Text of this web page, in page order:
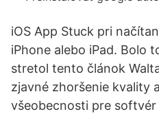
iOS App Stuck pri
iPhone alebo iPad. Bolo
stretol tento článok
zjavné zhoršenie kvality
všeobecnosti pre softvér